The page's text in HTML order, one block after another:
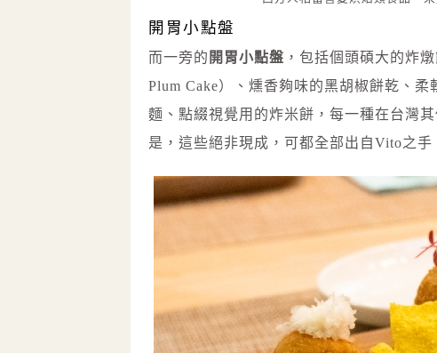
開胃小點盤
而一旁的 開胃小點盤 ，包括個頭碩大的炸
Plum Cake）、燻香夠味的黑胡椒餅乾、
麵、點綴視覺用的炸米餅，每一種在台灣
是，這些絕非現成，可都全部出自Vito之手